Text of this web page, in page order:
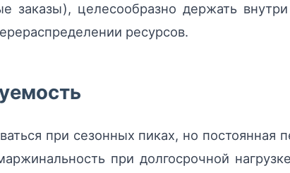
заказы), целесообразно держать
ресурсов.
при сезонных пиках, но постоянная
при долгосрочной